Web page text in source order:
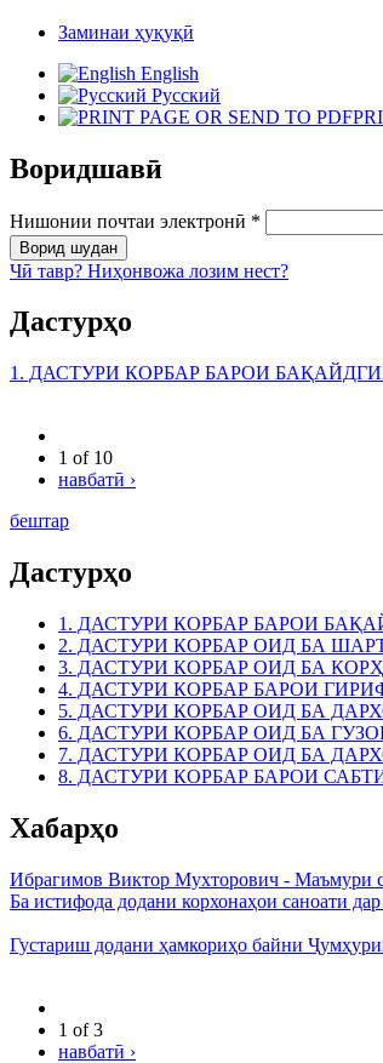
Заминаи ҳуқуқӣ
English
Русский
Воридшавӣ
Нишонии почтаи электронӣ *
Чӣ тавр? Ниҳонвожа лозим нест?
Дастурҳо
1. ДАСТУРИ КОРБАР БАРОИ
1 of 10
навбатӣ ›
бештар
Дастурҳо
1. ДАСТУРИ КОРБАР БАРОИ
2. ДАСТУРИ КОРБАР ОИД БА
3. ДАСТУРИ КОРБАР ОИД БА
4. ДАСТУРИ КОРБАР БАРОИ
5. ДАСТУРИ КОРБАР ОИД БА
6. ДАСТУРИ КОРБАР ОИД БА
7. ДАСТУРИ КОРБАР ОИД БА
8. ДАСТУРИ КОРБАР БАРОИ
Хабарҳо
Ибрагимов Виктор Мухторович - Маъмури
Ба истифода додани корхонаҳои саноати
Густариш додани ҳамкориҳо байни
1 of 3
навбатӣ ›